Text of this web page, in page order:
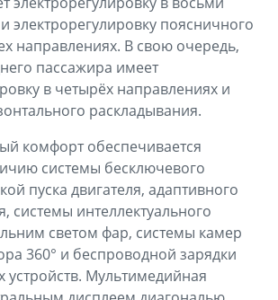
электрорегулировку поясничного
направлениях. В свою очередь,
пассажира имеет
в четырёх направлениях и
раскладывания.
комфорт обеспечивается
системы бесключевого
пуска двигателя, адаптивного
системы интеллектуального
светом фар, системы камер
360° и беспроводной зарядки
Мультимедийная